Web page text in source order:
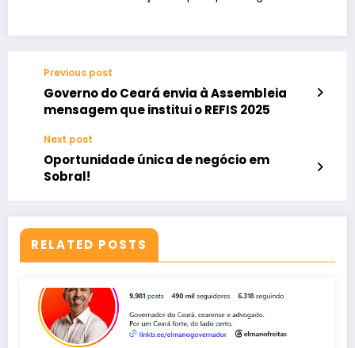
Previous post
Governo do Ceará envia à Assembleia
mensagem que institui o REFIS 2025
Next post
Oportunidade única de negócio em
Sobral! ️
RELATED POSTS